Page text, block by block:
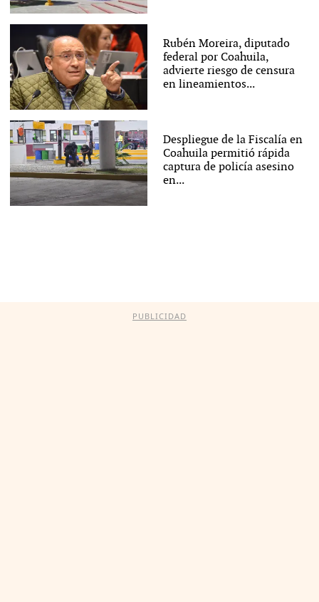
Rubén Moreira, diputado
federal por Coahuila,
advierte riesgo de censura
en lineamientos...
Despliegue de la Fiscalía en
Coahuila permitió rápida
captura de policía asesino
en...
PUBLICIDAD